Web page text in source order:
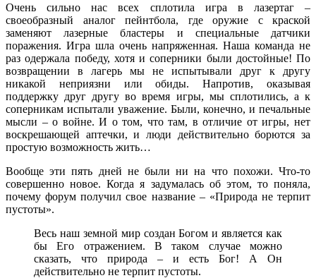
Очень сильно нас всех сплотила игра в лазертаг –
своеобразный аналог пейнтбола, где оружие с краской
заменяют лазерные бластеры и специальные датчики
поражения. Игра шла очень напряженная. Наша команда не
раз одержала победу, хотя и соперники были достойные! По
возвращении в лагерь мы не испытывали друг к другу
никакой неприязни или обиды. Напротив, оказывая
поддержку друг другу во время игры, мы сплотились, а к
соперникам испытали уважение. Были, конечно, и печальные
мысли – о войне. И о том, что там, в отличие от игры, нет
воскрешающей аптечки, и люди действительно борются за
простую возможность жить…
Вообще эти пять дней не были ни на что похожи. Что-то
совершенно новое. Когда я задумалась об этом, то поняла,
почему форум получил свое название – «Природа не терпит
пустоты».
Весь наш земной мир создан Богом и является как
бы Его отражением. В таком случае можно
сказать, что природа – и есть Бог! А Он
действительно не терпит пустоты.